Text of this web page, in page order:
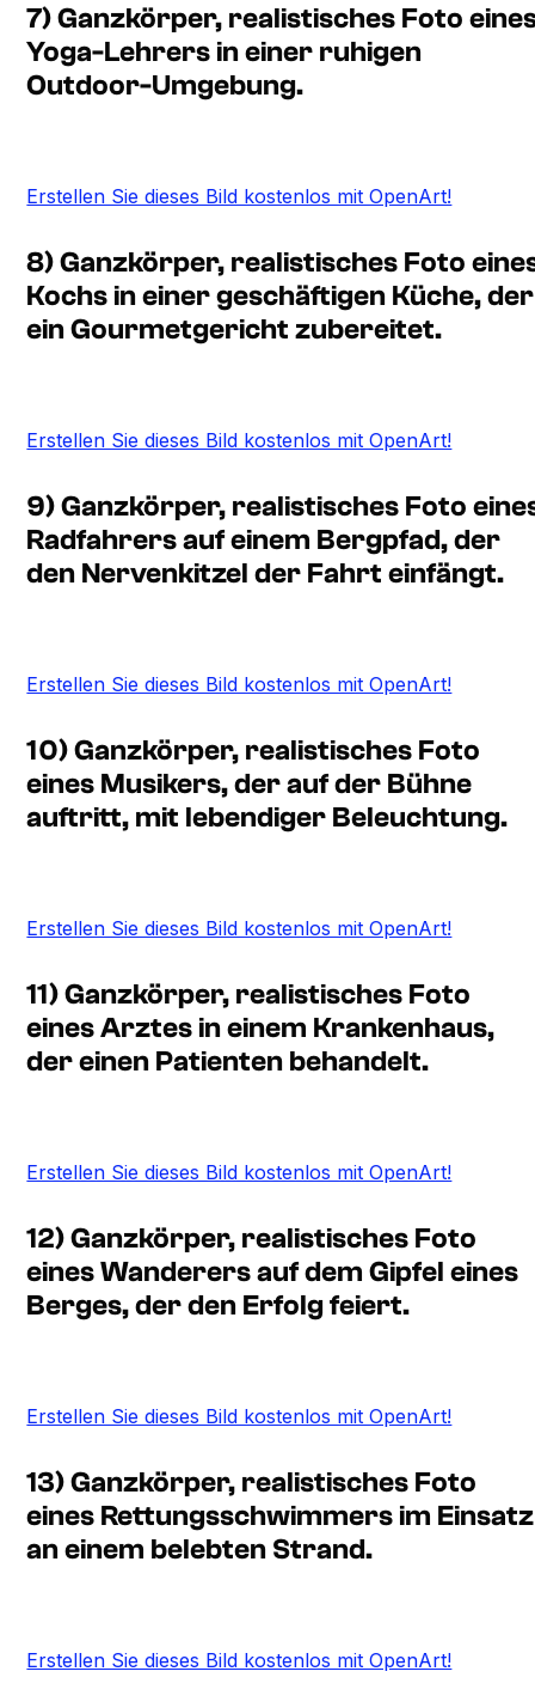
7) Ganzkörper, realistisches Foto
Yoga-Lehrers in einer ruhigen
Outdoor-Umgebung.
Erstellen Sie dieses Bild kostenlos mit OpenArt!
8) Ganzkörper, realistisches Foto
Kochs in einer geschäftigen Küche, der
ein Gourmetgericht zubereitet.
Erstellen Sie dieses Bild kostenlos mit OpenArt!
9) Ganzkörper, realistisches Foto
Radfahrers auf einem Bergpfad, der
den Nervenkitzel der Fahrt einfängt.
Erstellen Sie dieses Bild kostenlos mit OpenArt!
10) Ganzkörper, realistisches Foto
eines Musikers, der auf der Bühne
auftritt, mit lebendiger Beleuchtung.
Erstellen Sie dieses Bild kostenlos mit OpenArt!
11) Ganzkörper, realistisches Foto
eines Arztes in einem Krankenhaus,
der einen Patienten behandelt.
Erstellen Sie dieses Bild kostenlos mit OpenArt!
12) Ganzkörper, realistisches Foto
eines Wanderers auf dem Gipfel eines
Berges, der den Erfolg feiert.
Erstellen Sie dieses Bild kostenlos mit OpenArt!
13) Ganzkörper, realistisches Foto
eines Rettungsschwimmers im Einsatz
an einem belebten Strand.
Erstellen Sie dieses Bild kostenlos mit OpenArt!